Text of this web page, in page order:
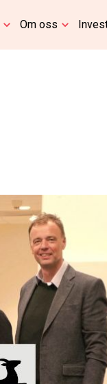
Om oss